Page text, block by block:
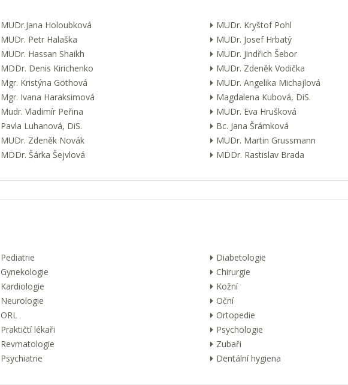
MUDr.Jana Holoubková
MUDr. Kryštof Pohl
MUDr. Petr Halaška
MUDr. Josef Hrbatý
MUDr. Hassan Shaikh
MUDr. Jindřich Šebor
MDDr. Denis Kirichenko
MUDr. Zdeněk Vodička
Mgr. Kristýna Göthová
MUDr. Angelika Michajlová
Mgr. Ivana Haraksimová
Magdalena Kubová, DiS.
Mudr. Vladimír Peřina
MUDr. Eva Hrušková
Pavla Luhanová, DiS.
Bc. Jana Šrámková
MUDr. Zdeněk Novák
MUDr. Martin Grussmann
MDDr. Šárka Šejvlová MDDr. Rastislav Brada
Pediatrie
Diabetologie
Gynekologie
Chirurgie
Kardiologie
Kožní
Neurologie
Oční
ORL
Ortopedie
Praktičtí lékaři
Psychologie
Revmatologie
Zubaři
Psychiatrie Dentální hygiena